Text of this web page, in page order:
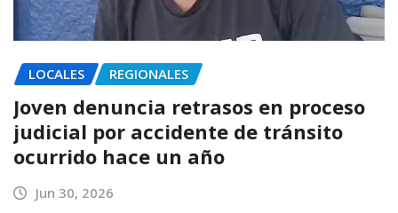
LOCALES REGIONALES
Joven denuncia retrasos en proceso
judicial por accidente de tránsito
ocurrido hace un año
Jun 30, 2026